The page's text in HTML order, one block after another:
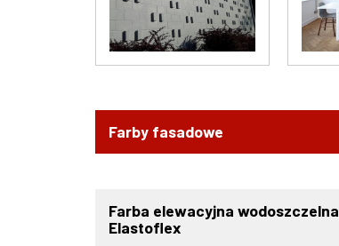
Farby fasadowe
Farba elewacyjna wodoszczelna
Elastoflex